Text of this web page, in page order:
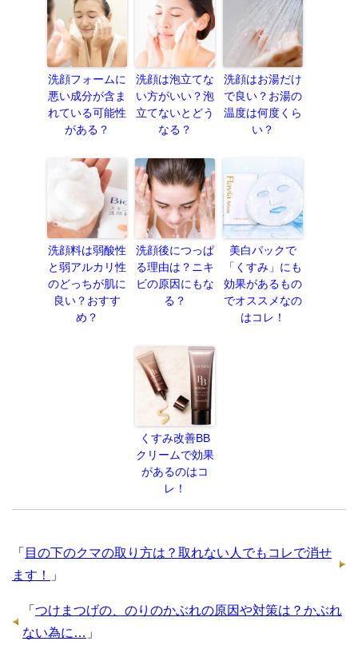
洗顔フォームに
悪い成分が含ま
れている可能性
がある？
洗顔は泡立てな
い方がいい？泡
立てないとどう
なる？
洗顔はお湯だけ
で良い？お湯の
温度は何度くら
い？
洗顔料は弱酸性
と弱アルカリ性
のどっちが肌に
良い？おすす
め？
洗顔後につっぱ
る理由は？ニキ
ビの原因にもな
る？
美白パックで
「くすみ」にも
効果があるもの
でオススメなの
はコレ！
くすみ改善BB
クリームで効果
があるのはコ
レ！
「 目の下のクマの取り方は？取れない人でもコレで消せ
ます！
」
「 つけまつげの、のりのかぶれの原因や対策は？かぶれ
ない為に… 」